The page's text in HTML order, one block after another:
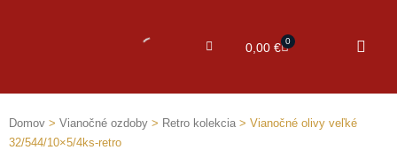
0,00€ 0
Cart
Domov > Vianočné ozdoby > Retro kolekcia > Vianočné olivy veľké
32/544/10×5/4ks-retro